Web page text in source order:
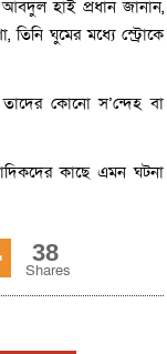
আবদুল হাই প্রধান জানান,
ঘুমের মধ্যে স্ট্রোকে
কোনো স’ন্দেহ বা
কাছে এমন ঘটনা
38
Shares